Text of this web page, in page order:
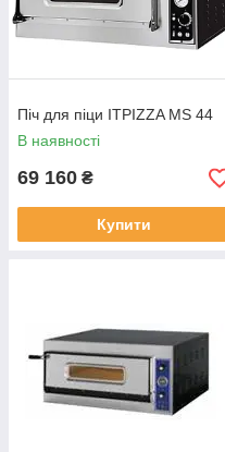
Піч для піци ITPIZZA MS 44
В наявності
69 160 ₴
Купити